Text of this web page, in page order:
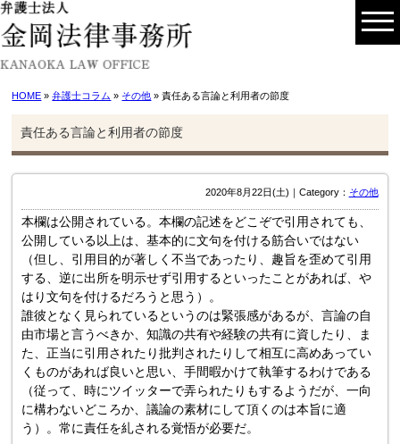
HOME »弁護士コラム » その他 » 責任ある言論と利用者の節度
責任ある言論と利用者の節度
2020年8月22日(土)｜Category： その他
本欄は公開されている。本欄の記述をどこぞで引用されても、
公開している以上は、基本的に文句を付ける筋合いではない
（但し、引用目的が著しく不当であったり、趣旨を歪めて引用
する、逆に出所を明示せず引用するといったことがあれば、や
はり文句を付けるだろうと思う）。
誰彼となく見られているというのは緊張感があるが、言論の自
由市場と言うべきか、知識の共有や経験の共有に資したり、ま
た、正当に引用されたり批判されたりして相互に高めあってい
くものがあれば良いと思い、手間暇かけて執筆するわけである
（従って、時にツイッターで弄られたりもするようだが、一向
に構わないどころか、議論の素材にして頂くのは本旨に適
う）。常に責任を糺される覚悟が必要だ。